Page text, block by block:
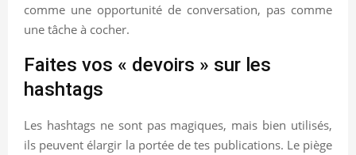
comme une opportunité de conversation, pas comme
une tâche à cocher.
Faites vos « devoirs » sur les
hashtags
Les hashtags ne sont pas magiques, mais bien utilisés,
ils peuvent élargir la portée de tes publications. Le piège